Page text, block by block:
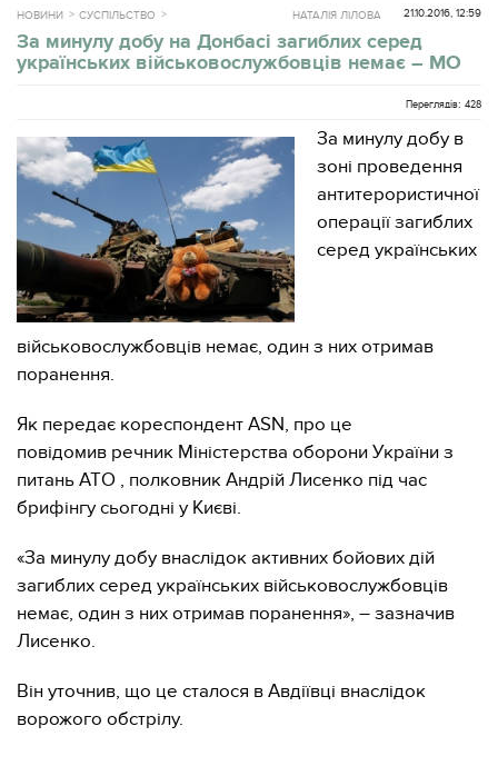
НОВИНИ СУСПІЛЬСТВО 21.10.2016, 12:59
НАТАЛІЯ ЛІЛОВА
За минулу добу на Донбасі загиблих серед
українських військовослужбовців немає – МО
Переглядів: 428
За минулу добу в
зоні проведення
антитерористичної
операції загиблих
серед українських
військовослужбовців немає, один з них отримав
поранення.
Як передає кореспондент ASN, про це
повідомив речник Міністерства оборони України з
питань АТО , полковник Андрій Лисенко під час
брифінгу сьогодні у Києві.
«За минулу добу внаслідок активних бойових дій
загиблих серед українських військовослужбовців
немає, один з них отримав поранення», – зазначив
Лисенко.
Він уточнив, що це сталося в Авдіївці внаслідок
ворожого обстрілу.